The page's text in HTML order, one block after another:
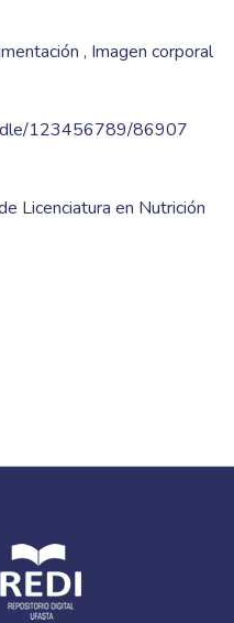
, Imagen corporal
123456789/86907
Licenciatura en Nutrición